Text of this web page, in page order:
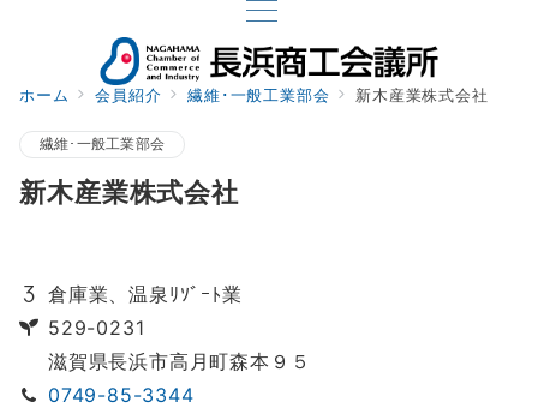
ホーム 会員紹介 繊維･一般工業部会 新木産業株式会社
繊維･一般工業部会
新木産業株式会社
倉庫業、温泉ﾘｿﾞｰﾄ業
529-0231
滋賀県長浜市高月町森本９５
0749-85-3344